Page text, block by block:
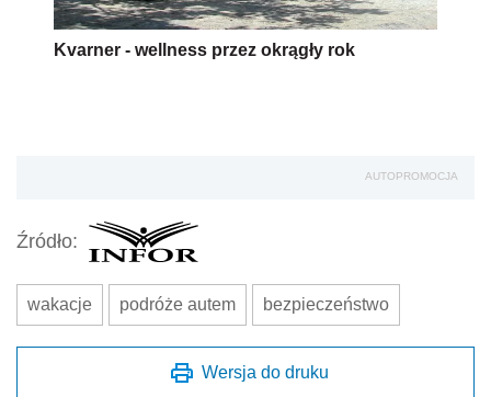
Kvarner - wellness przez okrągły rok
AUTOPROMOCJA
Źródło:
wakacje podróże autem bezpieczeństwo
Wersja do druku